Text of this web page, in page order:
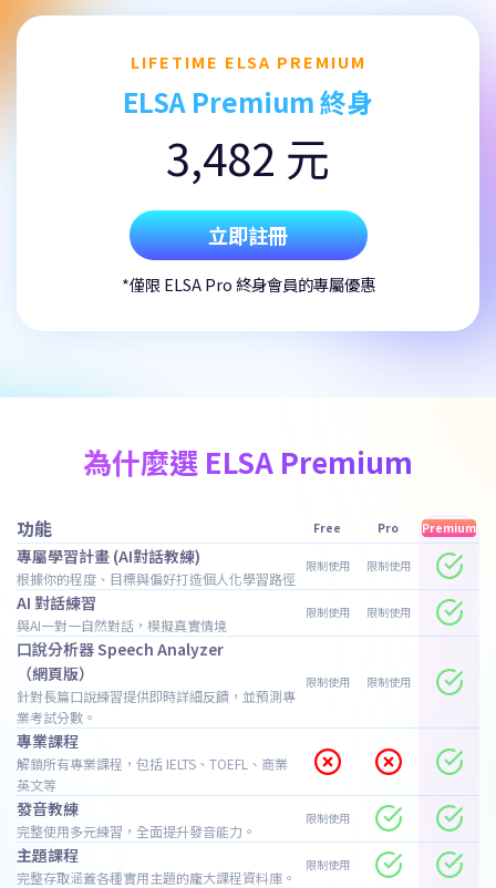
LIFETIME ELSA PREMIUM
ELSA Premium 終身
3,482 元
立即註冊
*僅限 ELSA Pro 終身會員的專屬優惠
為什麼選 ELSA Premium
功能 Free Pro Premium
專屬學習計畫 (AI對話教練)
根據你的程度、目標與偏好打造個人化學習路徑
限制使用 限制使用
AI 對話練習
與AI一對一自然對話，模擬真實情境
限制使用 限制使用
口說分析器 Speech Analyzer
（網頁版）
針對長篇口說練習提供即時詳細反饋，並預測專
業考試分數。
限制使用 限制使用
專業課程
解鎖所有專業課程，包括 IELTS、TOEFL、商業
英文等
發音教練
完整使用多元練習，全面提升發音能力。
限制使用
主題課程
完整存取涵蓋各種實用主題的龐大課程資料庫。
限制使用